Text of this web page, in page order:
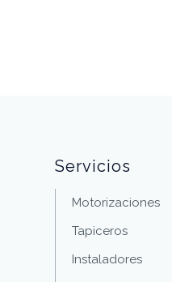
Servicios
Motorizaciones
Tapiceros
Instaladores